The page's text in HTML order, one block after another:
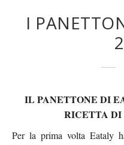
I
IL PANETTONE DI
RICETTA
Per la prima volta Eataly